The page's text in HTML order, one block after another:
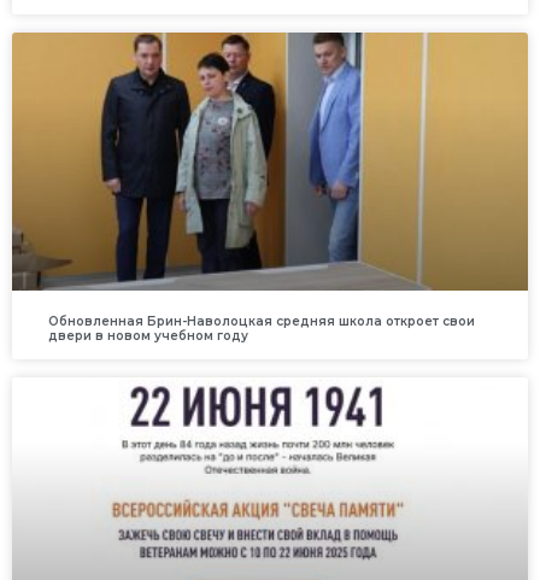
Обновленная Брин-Наволоцкая средняя школа откроет свои
двери в новом учебном году